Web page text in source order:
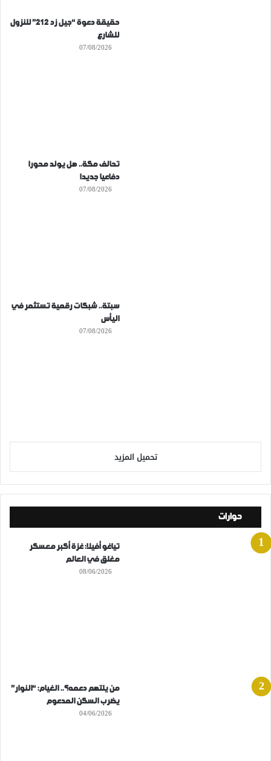
حقيقة دعوة “جيل زد 212” للنزول
للشارع
07/08/2026
تحالف مكة.. هل يولد محورا
دفاعيا جديدا
07/08/2026
سبتة.. شبكات رقمية تستثمر في
اليأس
07/08/2026
تحميل المزيد
حوارات
تياغو أفيلا: غزة أكبر معسكر
مغلق في العالم
08/06/2026
من يلتهم دعمه؟.. الغيام: “النوار”
يضرب السكن المدعوم
04/06/2026